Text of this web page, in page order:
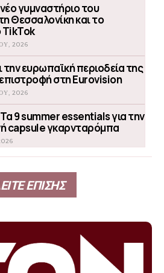
γυμναστήριο του
Θεσσαλονίκη και το
TikTok
2026
ευρωπαϊκή περιοδεία της
επιστροφή στη Eurovision
2026
9 summer essentials για την
capsule γκαρνταρόμπα
ΕΠΙΣΗΣ